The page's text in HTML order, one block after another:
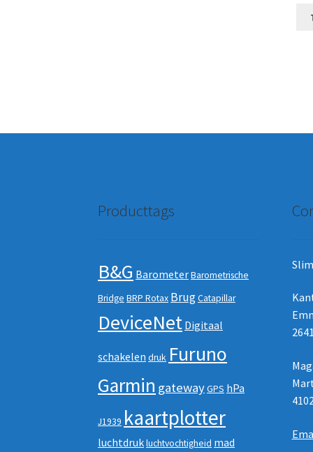
Producttags
B&G BarometerBarometrische
Bridge BRP Rotax BrugCatapillar
DeviceNet Digitaal
schakelen druk Furuno
Garmin gatewayGPS hPa
J1939 kaartplotter
luchtdrukluchtvochtigheid mad